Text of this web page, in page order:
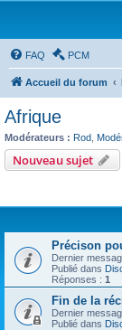
FAQ PCM
Accueil du forum
Afrique
Modérateurs : Rod
Nouveau sujet
Précison
Dernier
Publié dans
Réponses : 1
Fin de la
Dernier
Publié dans